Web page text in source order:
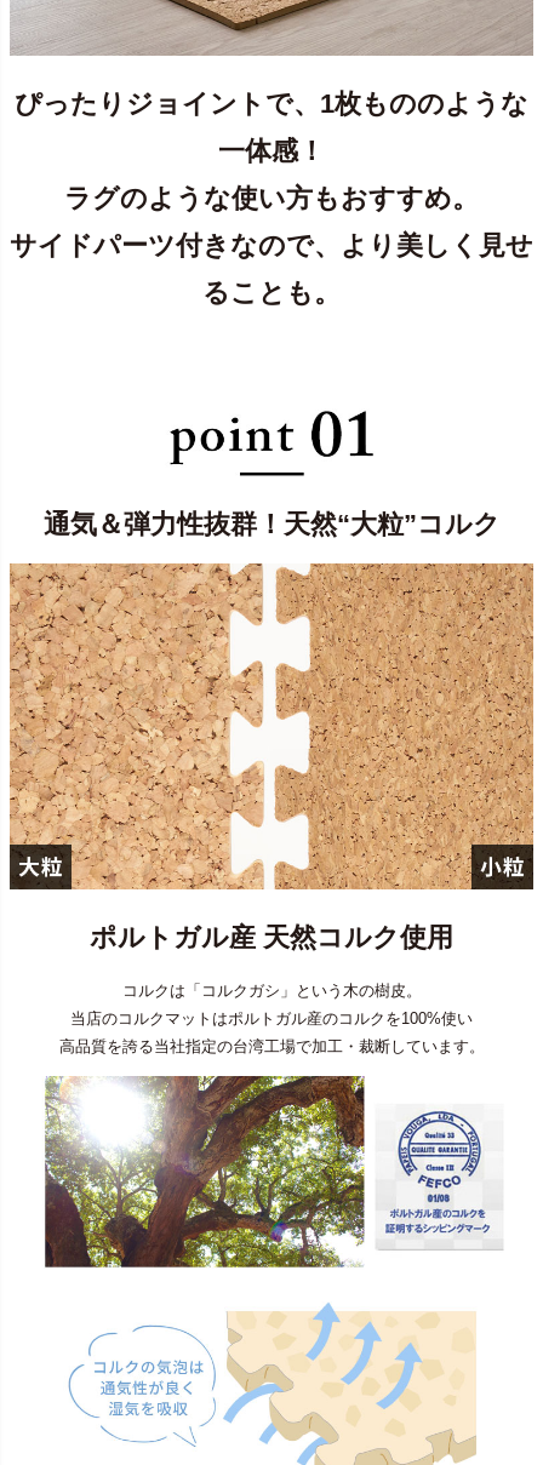
ぴったりジョイントで、1枚もののような
一体感！
ラグのような使い方もおすすめ。
サイドパーツ付きなので、より美しく見せ
ることも。
通気＆弾力性抜群！天然“大粒”コルク
ポルトガル産 天然コルク使用
コルクは「コルクガシ」という木の樹皮。
当店のコルクマットはポルトガル産のコルクを100%使い
高品質を誇る当社指定の台湾工場で加工・裁断しています。